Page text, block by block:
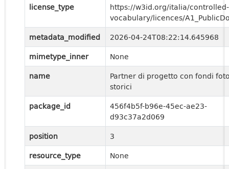
license_type
https://w3id.org/italia/controlled-
vocabulary/licences/
metadata_modified
2026-04-24T08:22:14.645968
mimetype_inner
None
name
Partner di progetto con fondi
storici
package_id
456f4b5f-b96e-45ec-ae23-
d93c37a2d069
position
3
resource_type
None